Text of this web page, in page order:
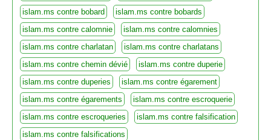
islam.ms contre bobard
islam.ms contre bobards
islam.ms contre calomnie
islam.ms contre calomnies
islam.ms contre charlatan
islam.ms contre charlatans
islam.ms contre chemin dévié
islam.ms contre duperie
islam.ms contre duperies
islam.ms contre égarement
islam.ms contre égarements
islam.ms contre escroquerie
islam.ms contre escroqueries
islam.ms contre falsification
islam.ms contre falsifications